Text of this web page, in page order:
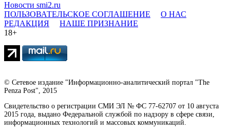
Новости smi2.ru
ПОЛЬЗОВАТЕЛЬСКОЕ СОГЛАШЕНИЕ
О НАС
РЕДАКЦИЯ
НАШЕ ПРИЗНАНИЕ
18+
© Сетевое издание "Информационно-аналитический портал "The
Penza Post", 2015
Свидетельство о регистрации СМИ ЭЛ № ФС 77-62707 от 10 августа
2015 года, выдано Федеральной службой по надзору в сфере связи,
информационных технологий и массовых коммуникаций.